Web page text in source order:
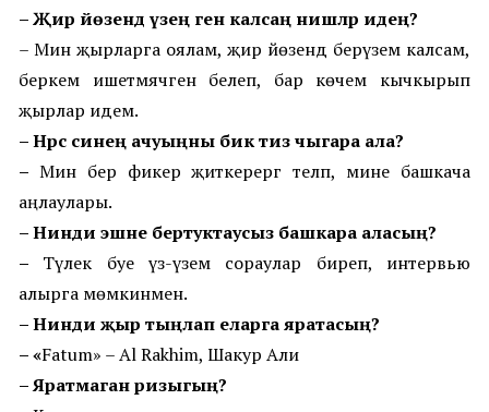
–Җир йөзендә үзең генә калсаң нишләр идең?
– Мин җырларга оялам, җир йөзендә берүзем калсам,
беркем ишетмәячәген белеп, бар көчемә кычкырып
җырлар идем.
–Нәрсә синең ачуыңны бик тиз чыгара ала?
– Мин бер фикер җиткерергә теләп, мине башкача
аңлаулары.
–Нинди эшне бертуктаусыз башкара аласың?
– Тәүлек буе үз-үземә сораулар биреп, интервью
алырга мөмкинмен.
–Нинди җыр тыңлап еларга яратасың?
– «Fatum» –Al Rakhim, Шакур Али
– Яратмаганризыгың?